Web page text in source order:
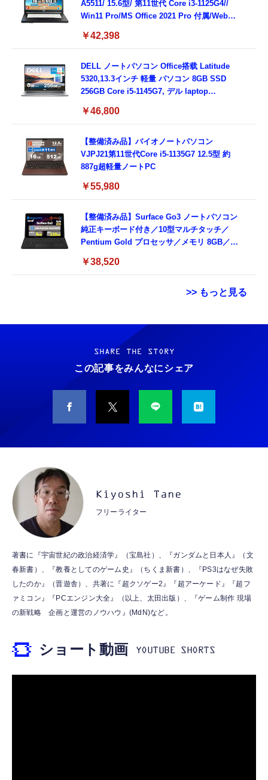
A5511/ 15.6型/ 第11世代 Core i3-1125G4//
Win11 Pro/MS Office 2021 Pro 付属/Webカ
3.0)/ 有線静音マウス付属/ 180日保証（メモリ
￥42,398
DELL ノートパソコン Office搭载 Latitude
5320,13.3インチ 軽量 パソコン 8GB SSD
256GB Core i5-1145G7, デル laptop
ド付き (整備済み品)
￥46,800
【整備済み品】バイオノートパソコン
VJPJ21第11世代Core i5-1135G7 12.5型 約
887g超軽量ノートPC
￥55,980
【整備済み品】Surface Go3 ノートパソコン
純正キーボード付き／10型マルチタッチ／
Pentium Gold プロセッサ／メモリ 8GB／
Bluetooth5.0／USB-C／1080p顔認証カメラ
￥38,520
>> もっと見る
Grithope イヤホン タイプC【2026新モデル
耐久性】 有線イヤホン マイク付き HiFi音質
ノイズ低減 重低音 遅延なし
￥949
タイプc 寝ホンイヤホン 寝ホン type-c 有線
睡眠用イヤホン 【音質強化バージョン
￥2,199
MFi認証 【ハイレゾ音質】 内蔵DAC 遅延な
【HIFI音質】iphone イヤホンジャック ライ
トニング イヤホン 変換 MFI認証 4極 内蔵
DAC 遅延なし 音量調節/音楽
￥999
軽量2.8g ASMR推薦 ワイヤレス
Bluetooth6.1 柔軟性高 安眠 仕事 ブルー
￥2,682
霊界コミュニケーションロボット BAKETAN
WARASHI ばけたん ワラシ 改 KAI
￥5,400
M10SR AIペット（コミュニケーションロボッ
ト）
ット）
￥53,900
霊界コミュニケーションロボット BAKETAN
WARASHI ばけたん ワラシ 桃 MOMO
￥5,400
【ペットロボット 】lopeto AI robot チャー
感情成長型 AI搭載 ペットロボット コミュニ
ケーションロボット 性格育成 会話 ジェスチ
SHARE THE STORY
この記事をみんなにシェア
Kiyoshi Tane
フリーライター
著書に『宇宙世紀の政治経済学』（宝島社）、『ガンダムと日本人』（文
春新書）、『教養としてのゲーム史』（ちくま新書）、『PS3はなぜ失敗
したのか』（晋遊舎）、共著に『超クソゲー2』『超アーケード』『超フ
ァミコン』『PCエンジン大全』（以上、太田出版）、『ゲーム制作 現場
の新戦略 企画と運営のノウハウ』(MdN)など。
ショート動画